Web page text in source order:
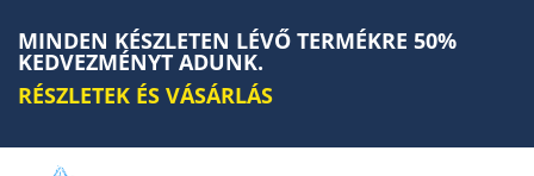
MINDEN KÉSZLETEN LÉVŐ TERMÉKRE 50%
KEDVEZMÉNYT ADUNK.
RÉSZLETEK ÉS VÁSÁRLÁS